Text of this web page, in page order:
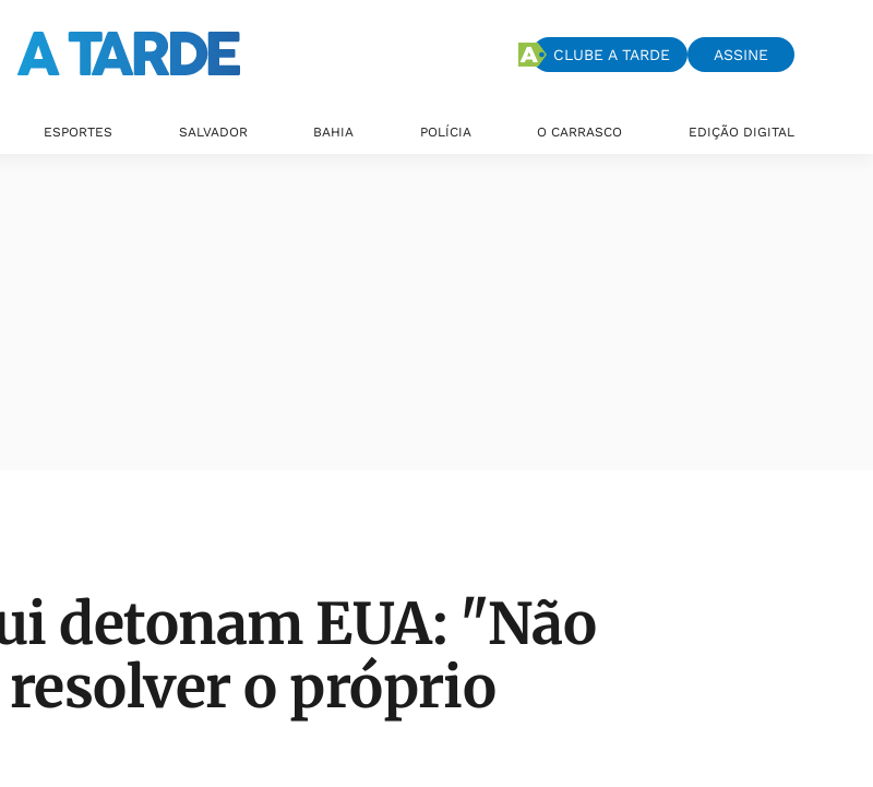
CLUBE A TARDE ASSINE
ESPORTES SALVADOR BAHIA POLÍCIA O CARRASCO EDIÇÃO DIGITAL
detonam EUA: "Não
o próprio